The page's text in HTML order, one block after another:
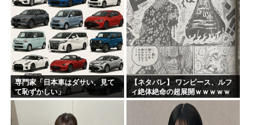
専門家「日本車はダサい、見て
て恥ずかしい」
【ネタバレ】 ワンピース、ルフ
ィ絶体絶命の超展開ｗｗｗｗｗ
ｗｗｗｗｗｗｗｗｗｗｗｗｗｗ
ｗｗｗｗｗｗｗｗｗｗｗｗｗｗ
ｗｗｗｗｗｗｗｗｗｗｗｗ...